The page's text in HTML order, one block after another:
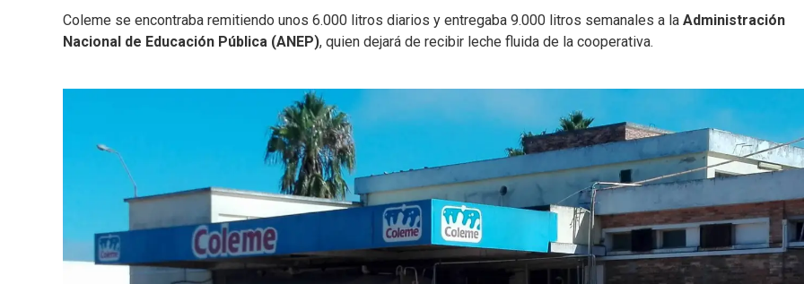
Coleme se encontraba remitiendo unos 6.000 litros diarios y entregaba 9.000 litros semanales a la Administración
Nacional de Educación Pública (ANEP), quien dejará de recibir leche fluida de la cooperativa.